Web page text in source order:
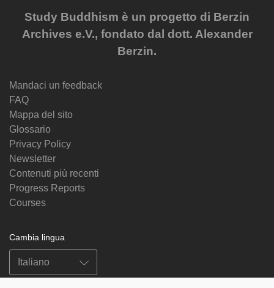
Study Buddhism è un progetto di Berzin
Archives e.V., fondato dal dott. Alexander
Berzin.
Mandaci un feedback
FAQ
Mappa del sito
Glossario
Privacy Policy
Newsletter
Contenuti più recenti
Progress Reports
Courses
Cambia lingua